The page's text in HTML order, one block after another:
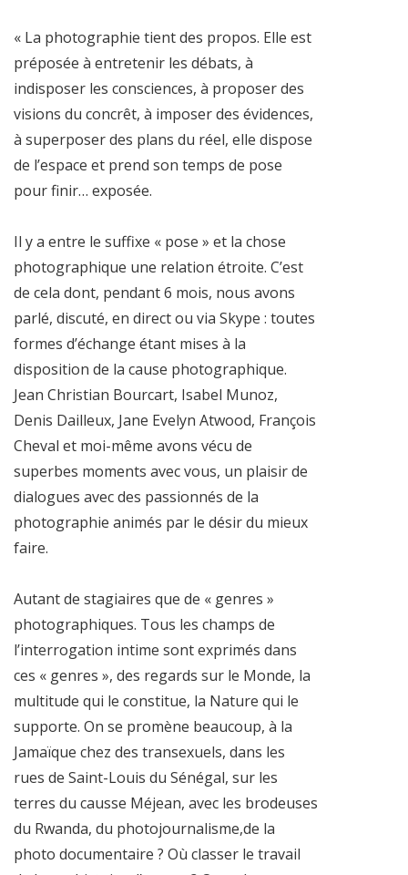
« La photographie tient des propos. Elle est
préposée à entretenir les débats, à
indisposer les consciences, à proposer des
visions du concrêt, à imposer des évidences,
à superposer des plans du réel, elle dispose
de l’espace et prend son temps de pose
pour finir… exposée.
Il y a entre le suffixe « pose » et la chose
photographique une relation étroite. C’est
de cela dont, pendant 6 mois, nous avons
parlé, discuté, en direct ou via Skype : toutes
formes d’échange étant mises à la
disposition de la cause photographique.
Jean Christian Bourcart, Isabel Munoz,
Denis Dailleux, Jane Evelyn Atwood, François
Cheval et moi-même avons vécu de
superbes moments avec vous, un plaisir de
dialogues avec des passionnés de la
photographie animés par le désir du mieux
faire.
Autant de stagiaires que de « genres »
photographiques. Tous les champs de
l’interrogation intime sont exprimés dans
ces « genres », des regards sur le Monde, la
multitude qui le constitue, la Nature qui le
supporte. On se promène beaucoup, à la
Jamaïque chez des transexuels, dans les
rues de Saint-Louis du Sénégal, sur les
terres du causse Méjean, avec les brodeuses
du Rwanda, du photojournalisme,de la
photo documentaire ? Où classer le travail